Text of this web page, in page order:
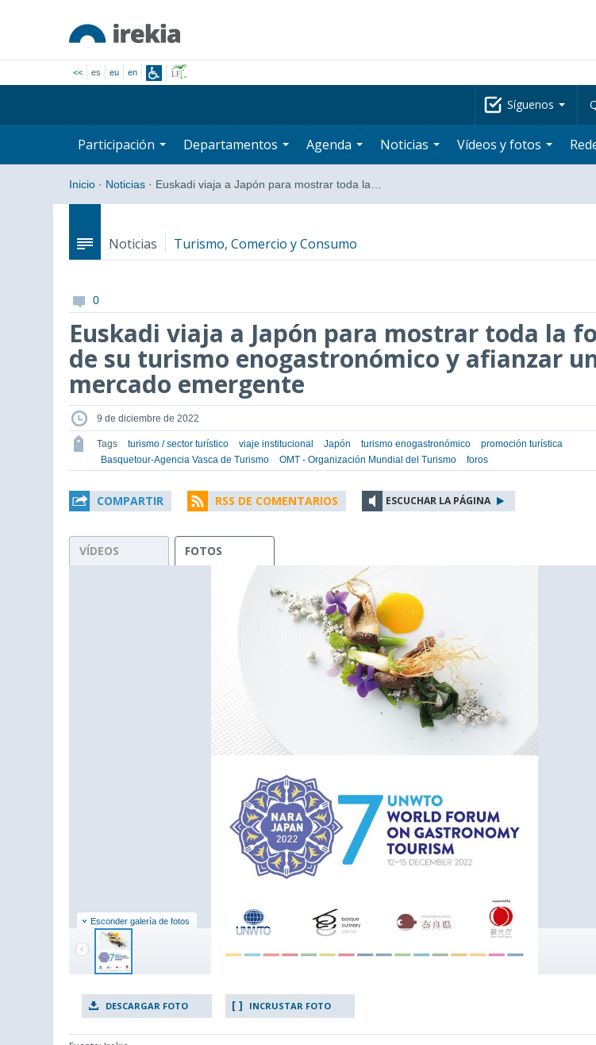
<< es eu en
Síguenos
Participación Departamentos Agenda Noticias Vídeos y fotos
Inicio · Noticias · Euskadi viaja a Japón para mostrar toda la…
Noticias Turismo, Comercio y Consumo
0
Euskadi viaja a Japón para mostrar toda la
de su turismo enogastronómico y afianzar
mercado emergente
9 de diciembre de 2022
Tags turismo / sector turístico viaje institucional Japón turismo enogastronómico
promoción turística
Basquetour-Agencia Vasca de Turismo
OMT - Organización Mundial del Turismo foros
COMPARTIR RSS DE COMENTARIOS ESCUCHAR LA PÁGINA
VÍDEOS FOTOS
Esconder galería de fotos
DESCARGAR FOTO INCRUSTAR FOTO